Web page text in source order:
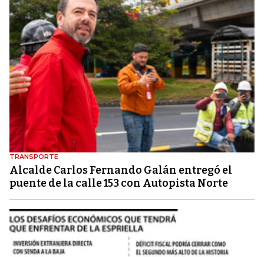
TRANSPORTE
Alcalde Carlos Fernando Galán entregó el
puente de la calle 153 con Autopista Norte